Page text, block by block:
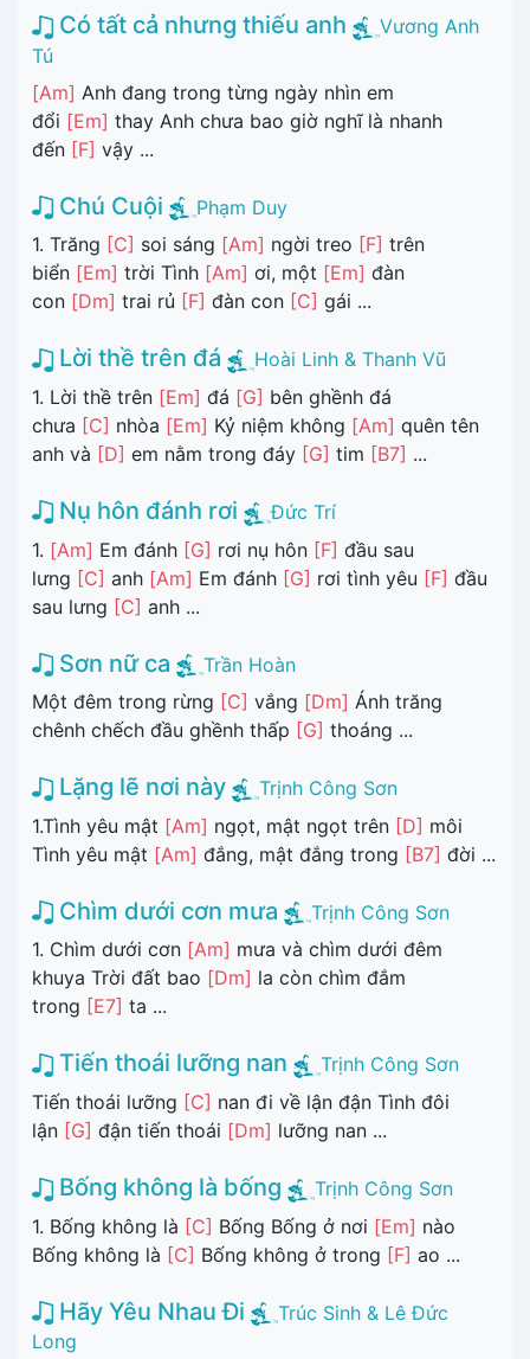
Có tất cả nhưng thiếu anh
Vương Anh
Tú
[Am] Anh đang trong từng ngày nhìn em
đổi [Em] thay Anh chưa bao giờ nghĩ là nhanh
đến [F] vậy ...
Chú Cuội
Phạm Duy
1. Trăng [C] soi sáng [Am] ngời treo [F] trên
biển [Em] trời Tình [Am] ơi, một [Em] đàn
con [Dm] trai rủ [F] đàn con [C] gái ...
Lời thề trên đá
Hoài Linh & Thanh Vũ
1. Lời thề trên [Em] đá [G] bên ghềnh đá
chưa [C] nhòa [Em] Kỷ niệm không [Am] quên tên
anh và [D] em nằm trong đáy [G] tim [B7] ...
Nụ hôn đánh rơi
Đức Trí
1. [Am] Em đánh [G] rơi nụ hôn [F] đầu sau
lưng [C] anh [Am] Em đánh [G] rơi tình yêu [F] đầu
sau lưng [C] anh ...
Sơn nữ ca
Trần Hoàn
Một đêm trong rừng [C] vắng [Dm] Ánh trăng
chênh chếch đầu ghềnh thấp [G] thoáng ...
Lặng lẽ nơi này
Trịnh Công Sơn
1.Tình yêu mật [Am] ngọt, mật ngọt trên [D] môi
Tình yêu mật [Am] đắng, mật đắng trong [B7] đời ...
Chìm dưới cơn mưa
Trịnh Công Sơn
1. Chìm dưới cơn [Am] mưa và chìm dưới đêm
khuya Trời đất bao [Dm] la còn chìm đắm
trong [E7] ta ...
Tiến thoái lưỡng nan
Trịnh Công Sơn
Tiến thoái lưỡng [C] nan đi về lận đận Tình đôi
lận [G] đận tiến thoái [Dm] lưỡng nan ...
Bống không là bống
Trịnh Công Sơn
1. Bống không là [C] Bống Bống ở nơi [Em] nào
Bống không là [C] Bống không ở trong [F] ao ...
Hãy Yêu Nhau Đi
Trúc Sinh & Lê Đức
Long